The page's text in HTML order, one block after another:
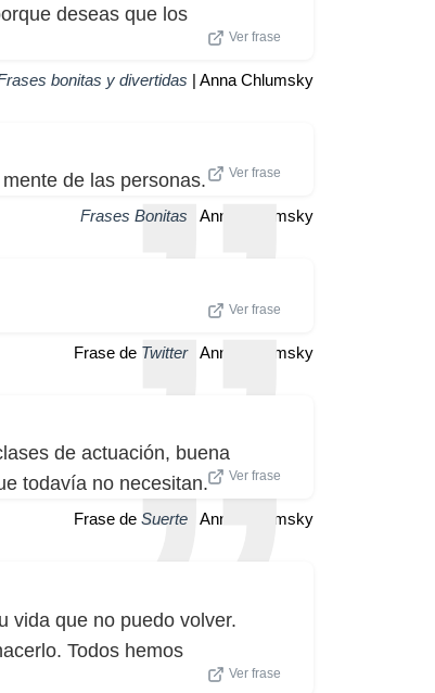
deseas que los
Ver frase
bonitas y divertidas | Anna Chlumsky
de las personas. Ver frase
Frases Bonitas | Anna Chlumsky
Ver frase
Frase de Twitter| Anna Chlumsky
de actuación, buena
todavía no necesitan.
Ver frase
Frase de Suerte | Anna Chlumsky
vida que no puedo volver.
Todos hemos
Ver frase